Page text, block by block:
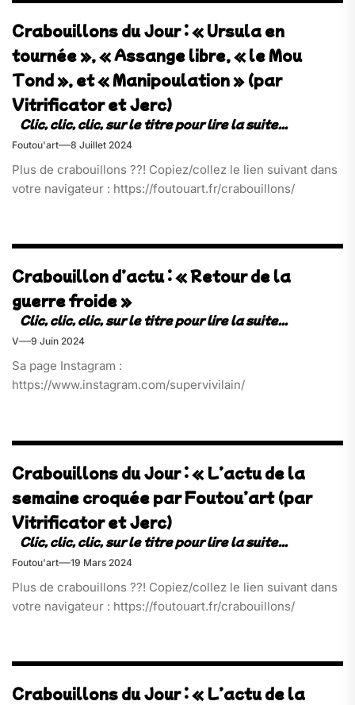
Crabouillons du Jour : « Ursula en
tournée », « Assange libre, « le Mou
Tond », et « Manipoulation » (par
Vitrificator et Jerc)
Foutou'art 8 Juillet 2024
Plus de crabouillons ??! Copiez/collez le lien suivant dans
votre navigateur : https://foutouart.fr/crabouillons/
Crabouillon d’actu : « Retour de la
guerre froide »
V 9 Juin 2024
Sa page Instagram :
https://www.instagram.com/supervivilain/
Crabouillons du Jour : « L’actu de la
semaine croquée par Foutou’art (par
Vitrificator et Jerc)
Foutou'art 19 Mars 2024
Plus de crabouillons ??! Copiez/collez le lien suivant dans
votre navigateur : https://foutouart.fr/crabouillons/
Crabouillons du Jour : « L’actu de la